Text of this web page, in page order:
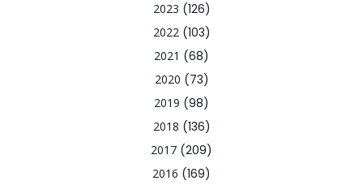
2023 (126)
2022(103)
2021 (68)
2020 (73)
2019 (98)
2018 (136)
2017 (209)
2016 (169)